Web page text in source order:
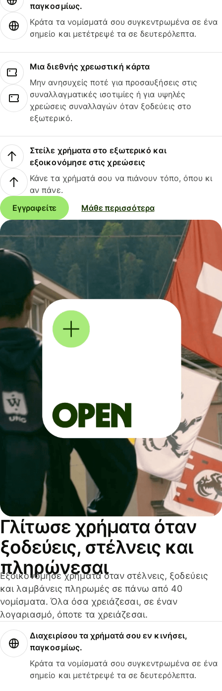
παγκοσμίως.
Κράτα τα νομίσματά σου συγκεντρωμένα σε ένα
σημείο και μετέτρεψέ τα σε δευτερόλεπτα.
Μια διεθνής χρεωστική κάρτα
Μην ανησυχείς ποτέ για προσαυξήσεις στις
συναλλαγματικές ισοτιμίες ή για υψηλές
χρεώσεις συναλλαγών όταν ξοδεύεις στο
εξωτερικό.
Στείλε χρήματα στο εξωτερικό και
εξοικονόμησε στις χρεώσεις
Κάνε τα χρήματά σου να πιάνουν τόπο, όπου κι
αν πάνε.
Εγγραφείτε
Μάθε περισσότερα
Γλίτωσε χρήματα όταν
ξοδεύεις, στέλνεις και
πληρώνεσαι
Εξοικονόμησε χρήματα όταν στέλνεις, ξοδεύεις
και λαμβάνεις πληρωμές σε πάνω από 40
νομίσματα. Όλα όσα χρειάζεσαι, σε έναν
λογαριασμό, όποτε τα χρειάζεσαι.
Διαχειρίσου τα χρήματά σου εν κινήσει,
παγκοσμίως.
Κράτα τα νομίσματά σου συγκεντρωμένα σε ένα
σημείο και μετέτρεψέ τα σε δευτερόλεπτα.